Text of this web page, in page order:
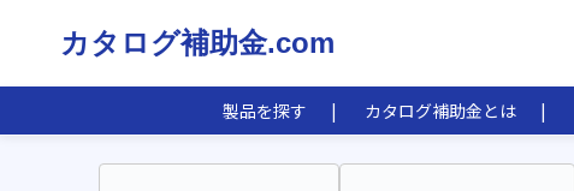
カタログ補助金.com
製品を探す カタログ補助金とは